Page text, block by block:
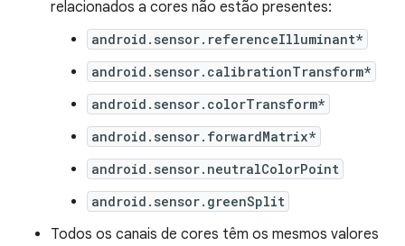
relacionados a cores não estão presentes:
android.sensor.referenceIlluminant*
android.sensor.calibrationTransform*
android.sensor.colorTransform*
android.sensor.forwardMatrix*
android.sensor.neutralColorPoint
android.sensor.greenSplit
Todos os canais de cores têm os mesmos valores